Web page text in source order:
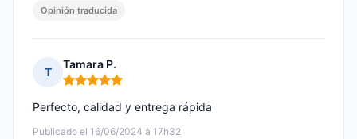
Opinión traducida
T
Tamara P.
Nota: 5 de 5
Publicado el 16/06/2024 à 17h32
Perfecto, calidad y entrega rápida